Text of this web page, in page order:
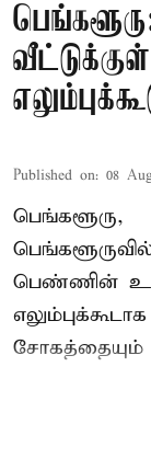
Published on: 08
பெங்களூரு,
பெண்ணின்
சோகத்தையும்